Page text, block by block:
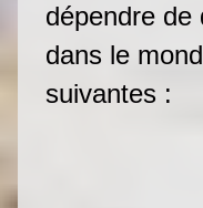
dépendre de
dans le
suivantes :